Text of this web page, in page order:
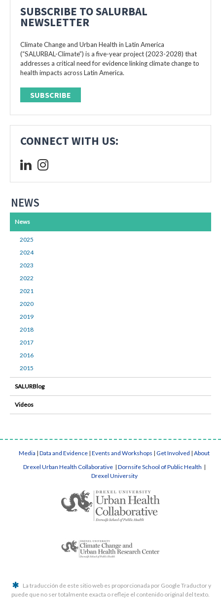
SUBSCRIBE TO SALURBAL
NEWSLETTER
Climate Change and Urban Health in Latin America
(“SALURBAL-Climate”) is a five-year project (2023-2028) that
addresses a critical need for evidence linking climate change to
health impacts across Latin America.
SUBSCRIBE
CONNECT WITH US:
NEWS
News
2025
2024
2023
2022
2021
2020
2019
2018
2017
2016
2015
SALURBlog
Videos
Media | Data and Evidence | Events and Workshops | Get Involved | About
Drexel Urban Health Collaborative | Dornsife School of Public Health |
Drexel University
La traducción de este sitio web es proporcionada por Google Traductor y
puede que no ser totalmente exacta o refleje el contenido original del texto.